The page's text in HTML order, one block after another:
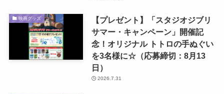
映画グッズ
【プレゼント】「スタジオジブリ
サマー・キャンペーン」開催記
念！オリジナル トトロの手ぬぐい
を3名様に☆（応募締切：8月13
日）
2026.7.31